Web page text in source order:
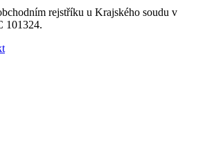
rejstříku u Krajského soudu v
101324.